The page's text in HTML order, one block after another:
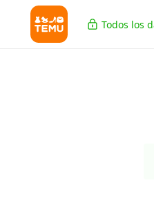
Todos los